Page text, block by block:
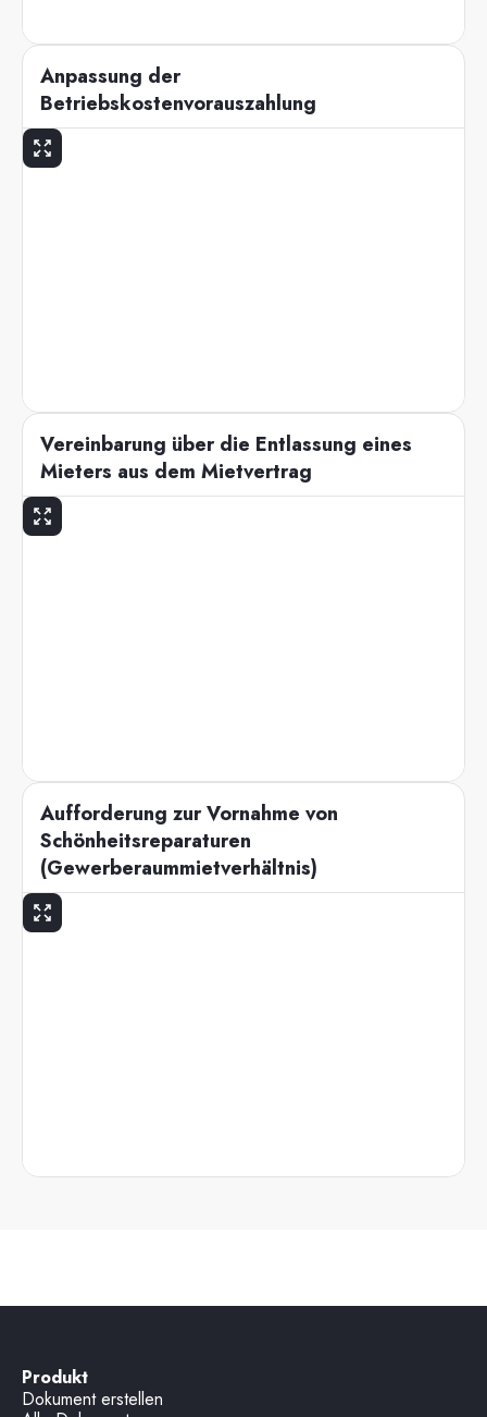
Anpassung der
Betriebskostenvorauszahlung
Vereinbarung über die Entlassung eines
Mieters aus dem Mietvertrag
Aufforderung zur Vornahme von
Schönheitsreparaturen
(Gewerberaummietverhältnis)
Produkt
Dokument erstellen